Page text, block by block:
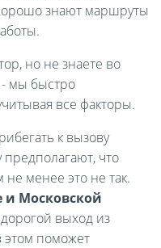
знают маршруты
но не знаете во
- мы быстро
все факторы.
к вызову
предполагают, что
менее это не так.
и Московской
выход из
этом поможет